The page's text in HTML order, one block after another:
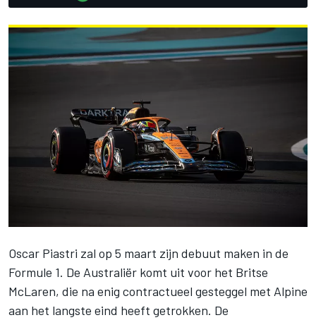
Oscar Piastri zal op 5 maart zijn debuut maken in de
Formule 1. De Australiër komt uit voor het Britse
McLaren, die na enig contractueel gesteggel met Alpine
aan het langste eind heeft getrokken. De